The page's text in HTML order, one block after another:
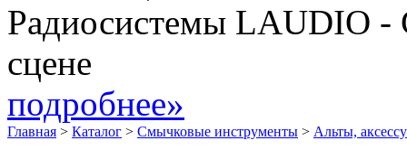
Радиосистемы LAUDIO -
сцене
подробнее»
Главная > Каталог > Смычковые инструменты > Альты,